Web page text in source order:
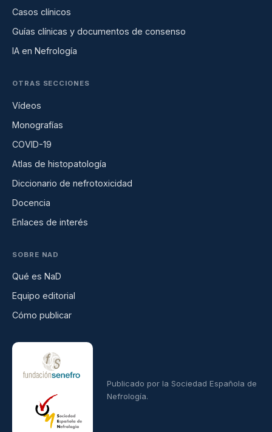
Casos clínicos
Guías clínicas y documentos de consenso
IA en Nefrología
OTRAS SECCIONES
Vídeos
Monografías
COVID-19
Atlas de histopatología
Diccionario de nefrotoxicidad
Docencia
Enlaces de interés
SOBRE NAD
Qué es NaD
Equipo editorial
Cómo publicar
Publicado por la Sociedad Española de
Nefrología.